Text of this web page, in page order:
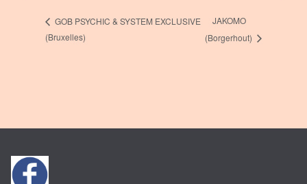
GOB PSYCHIC & SYSTEM EXCLUSIVE
(Bruxelles)
JAKOMO
(Borgerhout)